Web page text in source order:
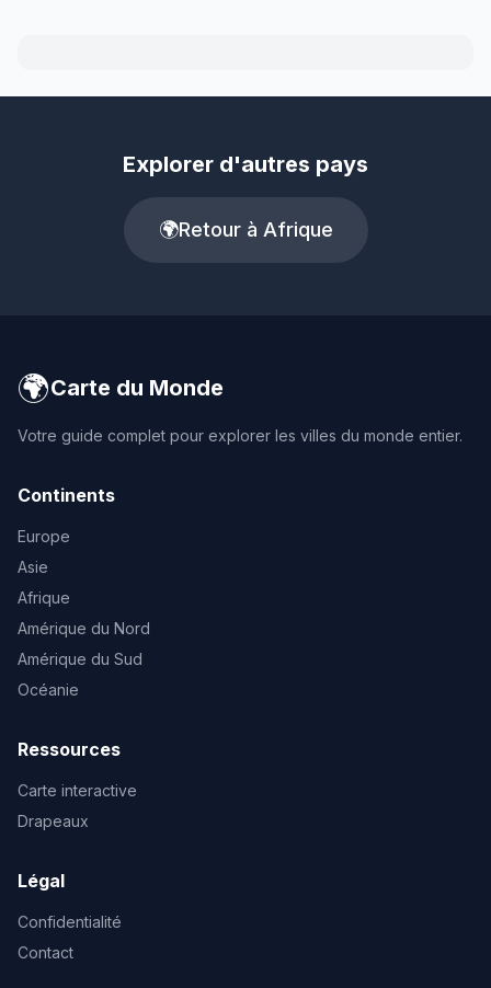
Explorer d'autres pays
🌍Retour à Afrique
🌍Carte du Monde
Votre guide complet pour explorer les villes du monde entier.
Continents
Europe
Asie
Afrique
Amérique du Nord
Amérique du Sud
Océanie
Ressources
Carte interactive
Drapeaux
Légal
Confidentialité
Contact